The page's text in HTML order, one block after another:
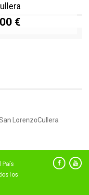
€
LorenzoCullera
País
los